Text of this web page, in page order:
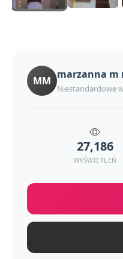
MM marzanna m
Niestandardowe
27,186
WYŚWIETLEŃ